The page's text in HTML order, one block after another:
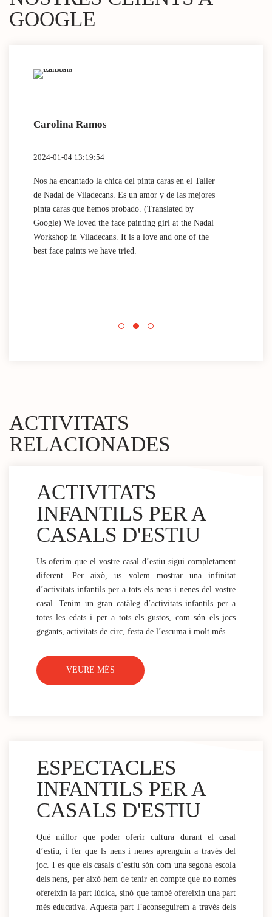
GOOGLE
Carolina Ramos
2024-01-04 13:19:54
Nos ha encantado la chica del pinta caras en el Taller
de Nadal de Viladecans. Es un amor y de las mejores
pinta caras que hemos probado. (Translated by
Google) We loved the face painting girl at the Nadal
Workshop in Viladecans. It is a love and one of the
best face paints we have tried.
ACTIVITATS
RELACIONADES
ACTIVITATS
INFANTILS PER A
CASALS D'ESTIU
Us oferim que el vostre casal d’estiu sigui completament
diferent. Per això, us volem mostrar una infinitat
d’activitats infantils per a tots els nens i nenes del vostre
casal. Tenim un gran catàleg d’activitats infantils per a
totes les edats i per a tots els gustos, com són els jocs
gegants, activitats de circ, festa de l’escuma i molt més.
VEURE MÉS
ESPECTACLES
INFANTILS PER A
CASALS D'ESTIU
Què millor que poder oferir cultura durant el casal
d’estiu, i fer que ls nens i nenes aprenguin a través del
joc. I es que els casals d’estiu són com una segona escola
dels nens, per això hem de tenir en compte que no només
ofereixin la part lúdica, sinó que també ofereixin una part
més educativa. Aquesta part l’aconseguirem a través dels